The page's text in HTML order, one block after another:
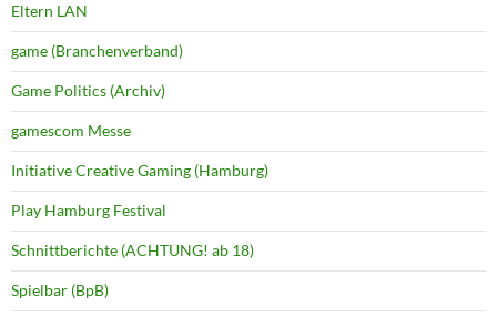
Eltern LAN
game (Branchenverband)
Game Politics (Archiv)
gamescom Messe
Initiative Creative Gaming (Hamburg)
Play Hamburg Festival
Schnittberichte (ACHTUNG! ab 18)
Spielbar (BpB)